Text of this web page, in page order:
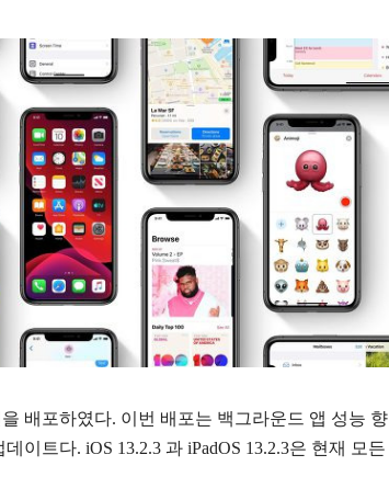
배포하였다. 이번 배포는 백그라운드 앱 성능 향
이트다. iOS 13.2.3 과 iPadOS 13.2.3은 현재 모든